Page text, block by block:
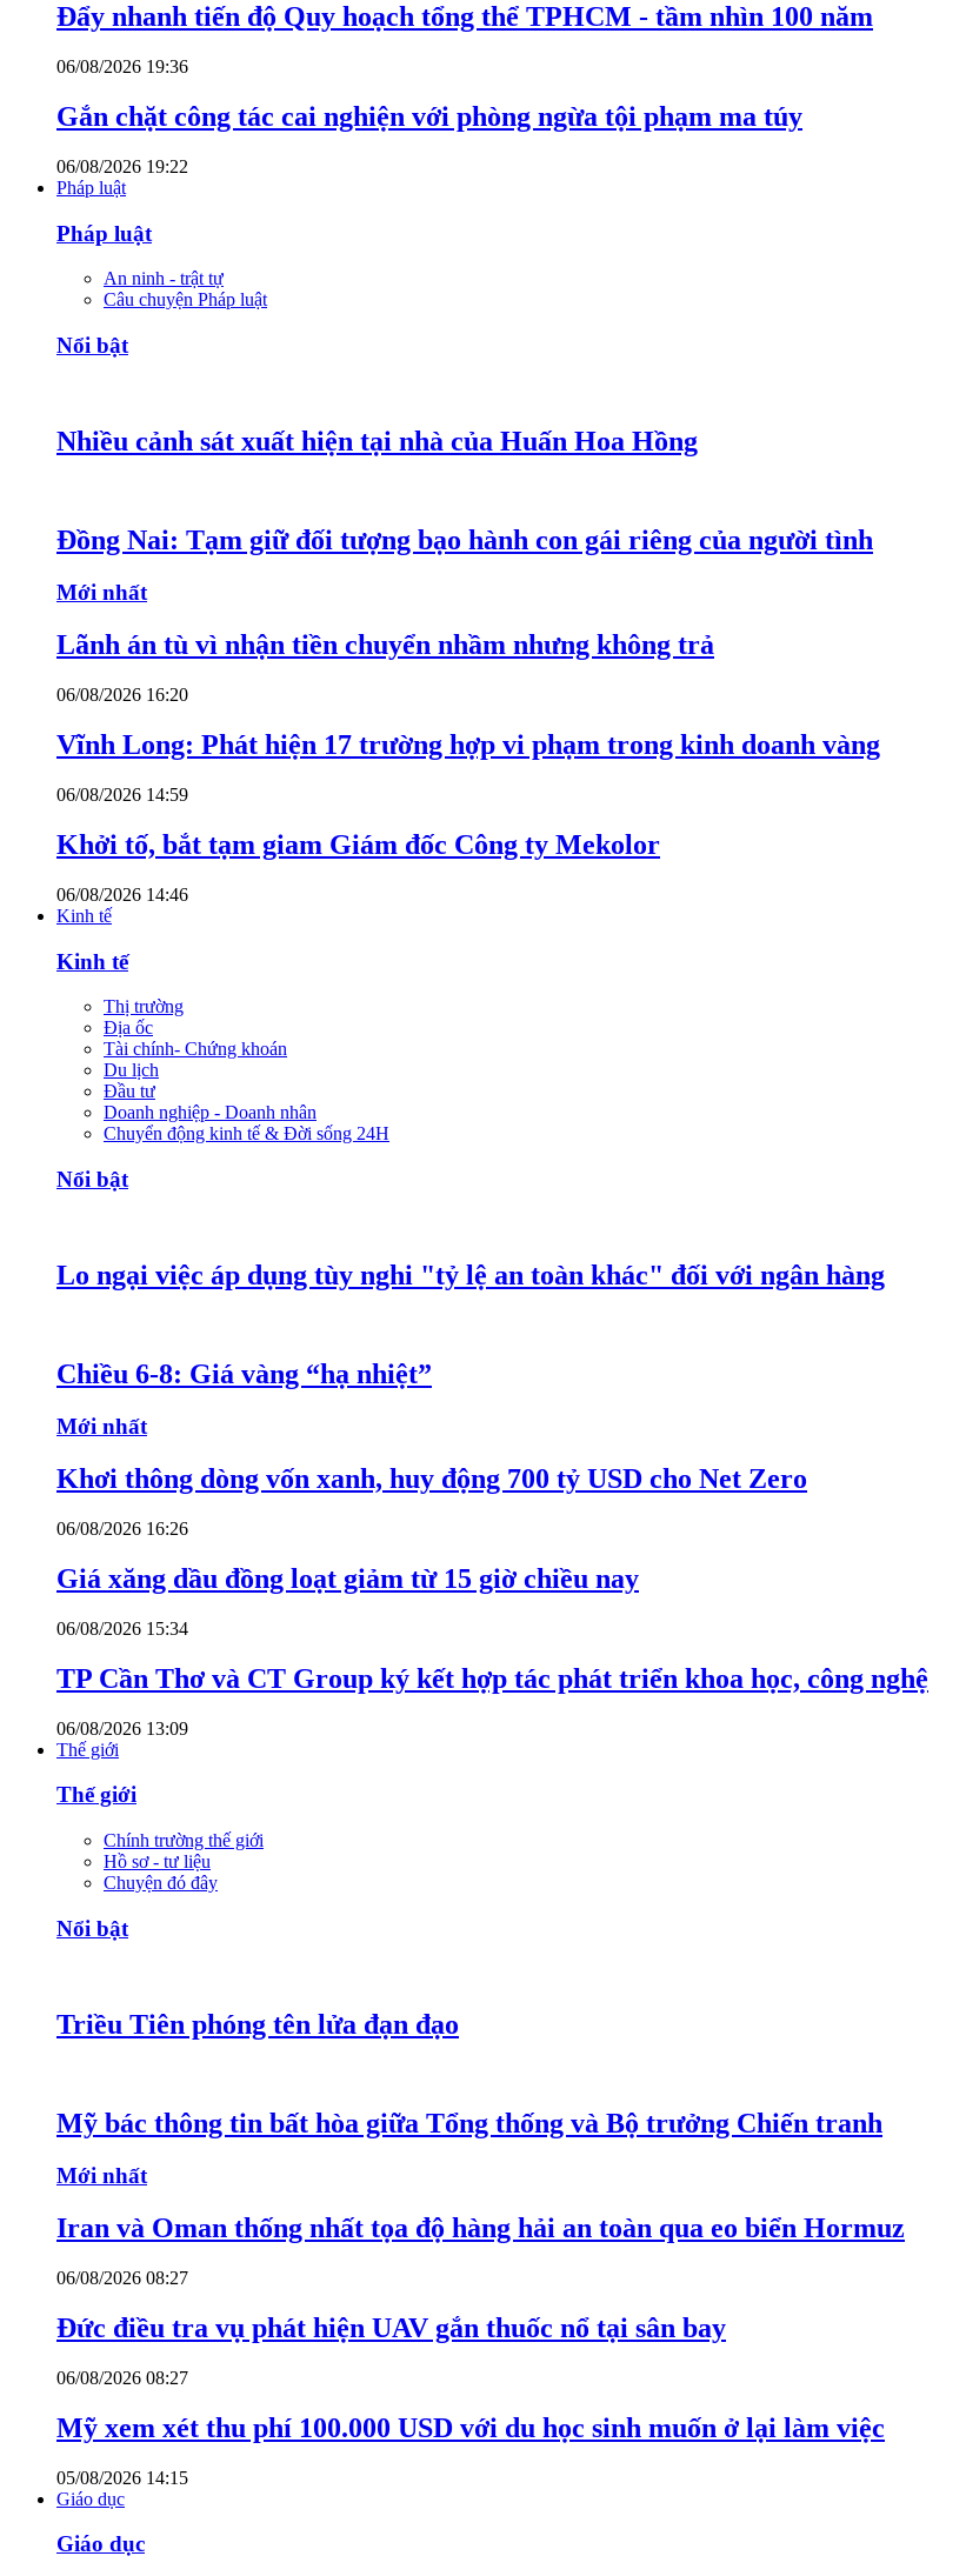
Đẩy nhanh tiến độ Quy hoạch tổng thể TPHCM - tầm nhìn 100 năm
06/08/2026 19:36
Gắn chặt công tác cai nghiện với phòng ngừa tội phạm ma túy
06/08/2026 19:22
Pháp luật
Pháp luật
An ninh - trật tự
Câu chuyện Pháp luật
Nổi bật
Nhiều cảnh sát xuất hiện tại nhà của Huấn Hoa Hồng
Đồng Nai: Tạm giữ đối tượng bạo hành con gái riêng của người tình
Mới nhất
Lãnh án tù vì nhận tiền chuyển nhầm nhưng không trả
06/08/2026 16:20
Vĩnh Long: Phát hiện 17 trường hợp vi phạm trong kinh doanh vàng
06/08/2026 14:59
Khởi tố, bắt tạm giam Giám đốc Công ty Mekolor
06/08/2026 14:46
Kinh tế
Kinh tế
Thị trường
Địa ốc
Tài chính- Chứng khoán
Du lịch
Đầu tư
Doanh nghiệp - Doanh nhân
Chuyển động kinh tế & Đời sống 24H
Nổi bật
Lo ngại việc áp dụng tùy nghi "tỷ lệ an toàn khác" đối với ngân hàng
Chiều 6-8: Giá vàng “hạ nhiệt”
Mới nhất
Khơi thông dòng vốn xanh, huy động 700 tỷ USD cho Net Zero
06/08/2026 16:26
Giá xăng dầu đồng loạt giảm từ 15 giờ chiều nay
06/08/2026 15:34
TP Cần Thơ và CT Group ký kết hợp tác phát triển khoa học, công nghệ
06/08/2026 13:09
Thế giới
Thế giới
Chính trường thế giới
Hồ sơ - tư liệu
Chuyện đó đây
Nổi bật
Triều Tiên phóng tên lửa đạn đạo
Mỹ bác thông tin bất hòa giữa Tổng thống và Bộ trưởng Chiến tranh
Mới nhất
Iran và Oman thống nhất tọa độ hàng hải an toàn qua eo biển Hormuz
06/08/2026 08:27
Đức điều tra vụ phát hiện UAV gắn thuốc nổ tại sân bay
06/08/2026 08:27
Mỹ xem xét thu phí 100.000 USD với du học sinh muốn ở lại làm việc
05/08/2026 14:15
Giáo dục
Giáo dục